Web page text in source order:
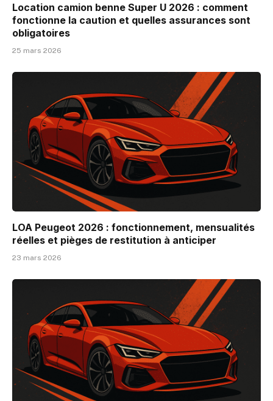
Location camion benne Super U 2026 : comment
fonctionne la caution et quelles assurances sont
obligatoires
25 mars 2026
LOA Peugeot 2026 : fonctionnement, mensualités
réelles et pièges de restitution à anticiper
23 mars 2026